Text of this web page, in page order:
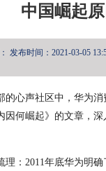
中国崛起
发布时间：2021-03-05
的心声社区中，华为
因何崛起》的文章，
：2011年底华为明确